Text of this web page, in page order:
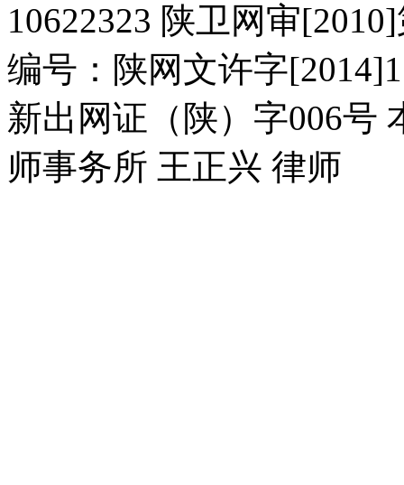
10622323 陕卫网审
编号：陕网文许字
新出网证（陕）字006号
师事务所 王正兴 律师